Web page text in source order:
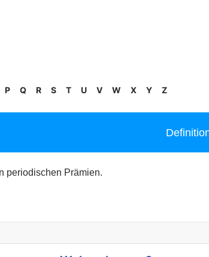
P Q R S T U V W X Y Z
periodischen Prämien.